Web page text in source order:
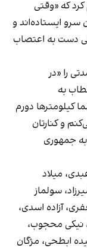
کرد که «وقتی
ایستاده‌اند و
دست به اعتصاب
را «در
به
کیلومترها دورم
و کنارتان
به جمهوری
میلاد
سولماز
آزاده اسدی،
نیکی محجوب،
ابطحی، مژگان